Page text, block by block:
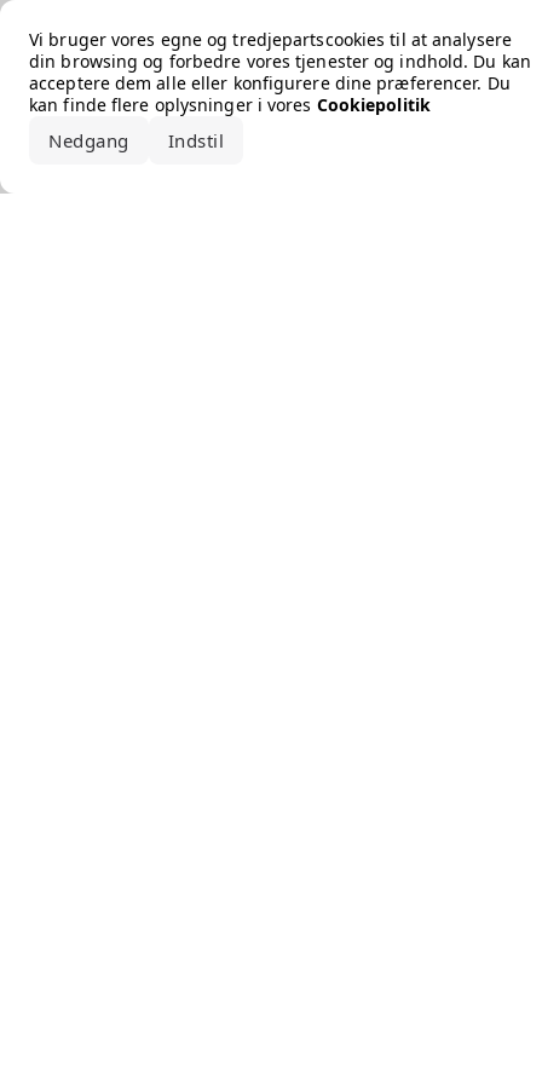
Vi bruger vores egne og tredjepartscookies til at analysere
din browsing og forbedre vores tjenester og indhold. Du kan
acceptere dem alle eller konfigurere dine præferencer. Du
kan finde flere oplysninger i vores Cookiepolitik
Nedgang Indstil
Error loading the brand